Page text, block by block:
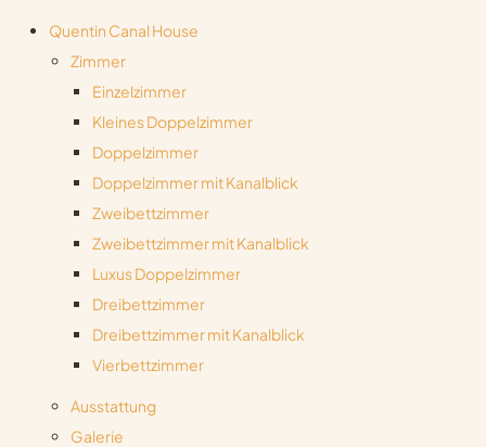
Quentin Canal House
Zimmer
Einzelzimmer
Kleines Doppelzimmer
Doppelzimmer
Doppelzimmer mit Kanalblick
Zweibettzimmer
Zweibettzimmer mit Kanalblick
Luxus Doppelzimmer
Dreibettzimmer
Dreibettzimmer mit Kanalblick
Vierbettzimmer
Ausstattung
Galerie